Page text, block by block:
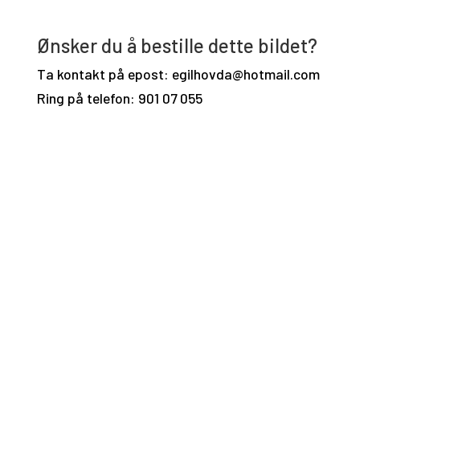
Ønsker du å bestille dette bildet?
Ta kontakt på epost: egilhovda@hotmail.com
Ring på telefon: 901 07 055